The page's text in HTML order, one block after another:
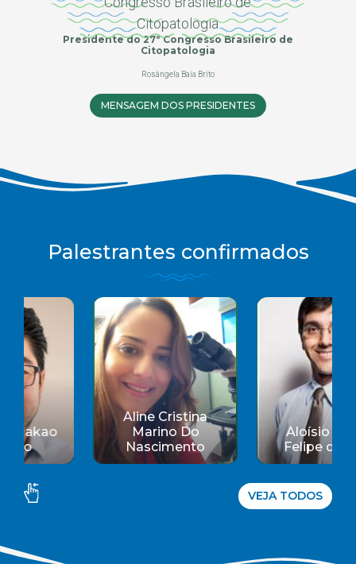
Presidente do 27º Congresso Brasileiro de
Citopatologia
Rosângela Baía Brito
MENSAGEM DOS PRESIDENTES
Palestrantes confirmados
Aloísio Souza
Felipe da Silva
Amanda Gomes
Carvalho
VEJA TODOS